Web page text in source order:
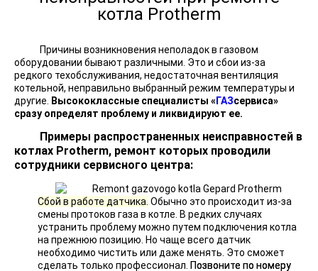
котла Protherm
Причины возникновения неполадок в газовом
оборудовании бывают различными. Это и сбои из-за
редкого техобслуживания, недостаточная вентиляция
котельной, неправильно выбранный режим температуры и
другие.
Высококлассные специалисты «ГАЗсервиса»
сразу определят проблему и ликвидируют ее.
Примеры распространенных неисправностей в
котлах Protherm, ремонт которых проводили
сотрудники сервисного центра:
Сбой в работе датчика. Обычно это происходит из-за
смены протоков газа в котле. В редких случаях
устранить проблему можно путем подключения котла
на прежнюю позицию. Но чаще всего датчик
необходимо чистить или даже менять. Это сможет
сделать только профессионал. Позвоните по номеру